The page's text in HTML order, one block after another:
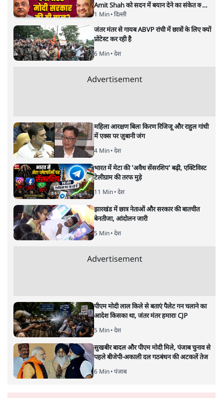
Amit Shah को सदन में बयान देने का संकेत क्यों?
Senior journalist Vinod Agnihotri ने इसे
Modi Government और RSS की संभावित
strategy से जोड़कर बड़ा सवाल उठाया है।
1 Min• दिल्ली
जंतर मंतर से गायब ABVP रांची में छात्रों के लिए क्यों
प्रोटेस्ट कर रही है
6 Min• देश
Advertisement
महिला आरक्षण बिलः किरण रिजिजू और राहुल गांधी
में एक्स पर ज़ुबानी जंग
4 Min• देश
भारत में मेटा की 'अवैध सेंसरशिप' बढ़ी, एक्टिविस्ट
टेलीग्राम की तरफ मुड़े
11 Min• देश
झारखंड में छात्र नेताओं और सरकार की बातचीत
बेनतीजा, आंदोलन जारी
5 Min• देश
Advertisement
पीएम मोदी लाल किले से बताएं पैलेट गन चलाने का
आदेश किसका था, जंतर मंतर हमाराः CJP
5 Min• देश
सुखबीर बादल और पीएम मोदी मिले, पंजाब चुनाव से
पहले बीजेपी-अकाली दल गठबंधन की अटकलें तेज
6 Min• पंजाब